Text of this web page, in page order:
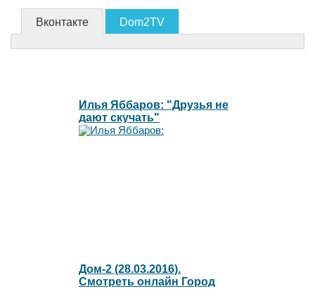
Вконтакте Dom2TV
Илья Яббаров: "Друзья не
дают скучать"
Дом-2 (28.03.2016).
Смотреть онлайн Город